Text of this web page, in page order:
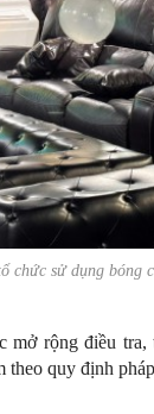
chức sử dụng bóng
mở rộng điều
theo quy định